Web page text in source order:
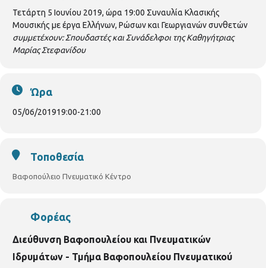
Τετάρτη 5 Ιουνίου 2019, ώρα 19:00 Συναυλία Κλασικής
Μουσικής με έργα Ελλήνων, Ρώσων και Γεωργιανών συνθετών
συμμετέχουν: Σπουδαστές και Συνάδελφοι της Καθηγήτριας
Μαρίας Στεφανίδου
Ώρα
05/06/201919:00-21:00
Τοποθεσία
Βαφοπούλειο Πνευματικό Κέντρο
Φορέας
Διεύθυνση Βαφοπουλείου και Πνευματικών
Ιδρυμάτων - Τμήμα Βαφοπουλείου Πνευματικού